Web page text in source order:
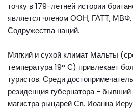
точку в 179-летней истории
является членом ООН, ГАТТ, МВФ,
Содружества наций.
Мягкий и сухой климат Мальты
температура 19° С) привлекает
туристов. Среди
резиденция губернатора -
магистра рыцарей Св. Иоанна